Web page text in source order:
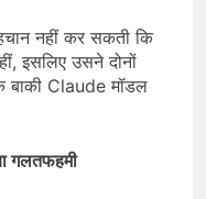
नहीं कर सकती कि
इसलिए उसने दोनों
बाकी Claude मॉडल
गलतफहमी